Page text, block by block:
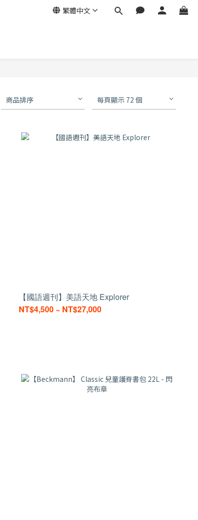
繁體中文
商品排序 每頁顯示 72 個
【國語週刊】美語天地 Explorer
NT$4,500 ~ NT$27,000